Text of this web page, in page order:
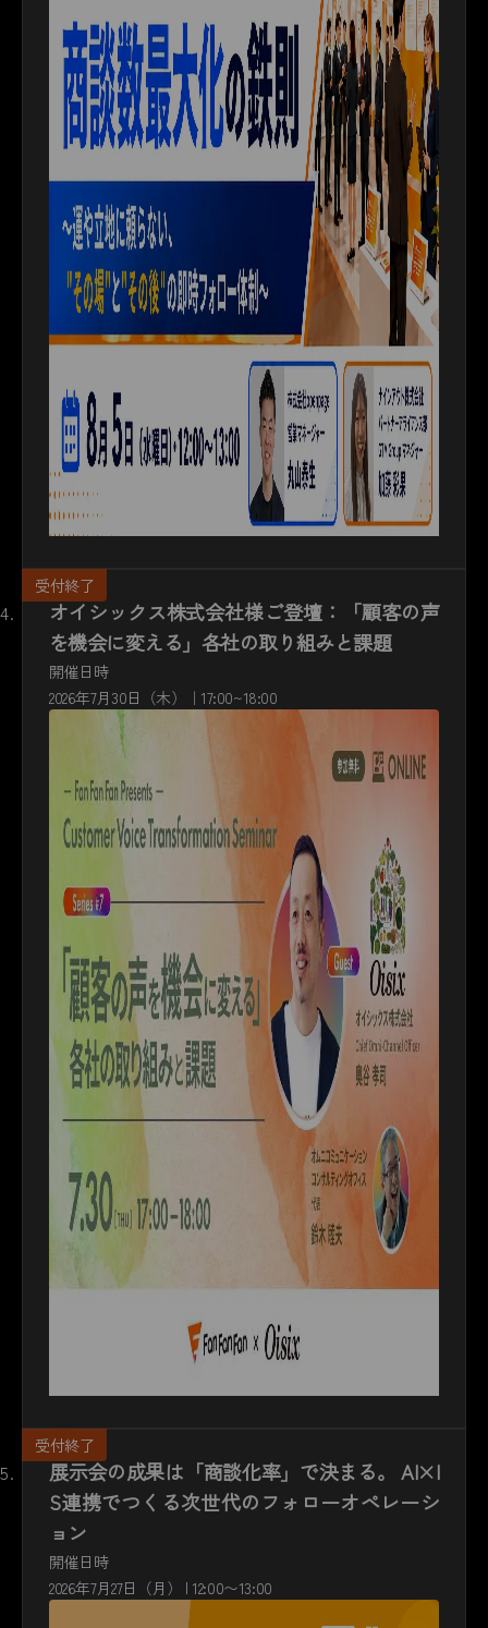
オイシックス株式会社様ご登壇：「顧客の声
を機会に変える」各社の取り組みと課題
開催日時
2026年7月30日（木）｜17:00~18:00
展示会の成果は「商談化率」で決まる。 AI×I
S連携でつくる次世代のフォローオペレーシ
ョン
開催日時
2026年7月27日（月） | 12:00〜13:00